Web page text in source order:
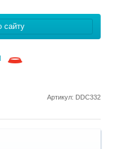
Артикул: DDC332